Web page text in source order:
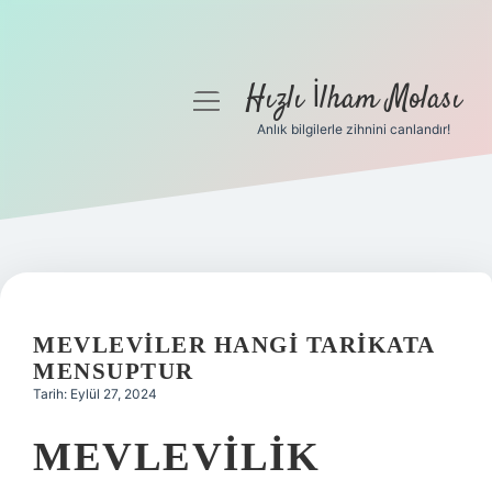
Gizlilik Politikası
Yasal Uyarı
menüyüHızlı İlham Molası
Anlık bilgilerle zihnini canlandır!
MEVLEVILER HANGI TARIKATA
MENSUPTUR
Tarih: Eylül 27, 2024
MEVLEVILIK